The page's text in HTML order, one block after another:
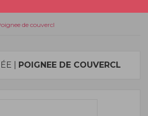
de couvercl
| POIGNEE DE COUVERCL